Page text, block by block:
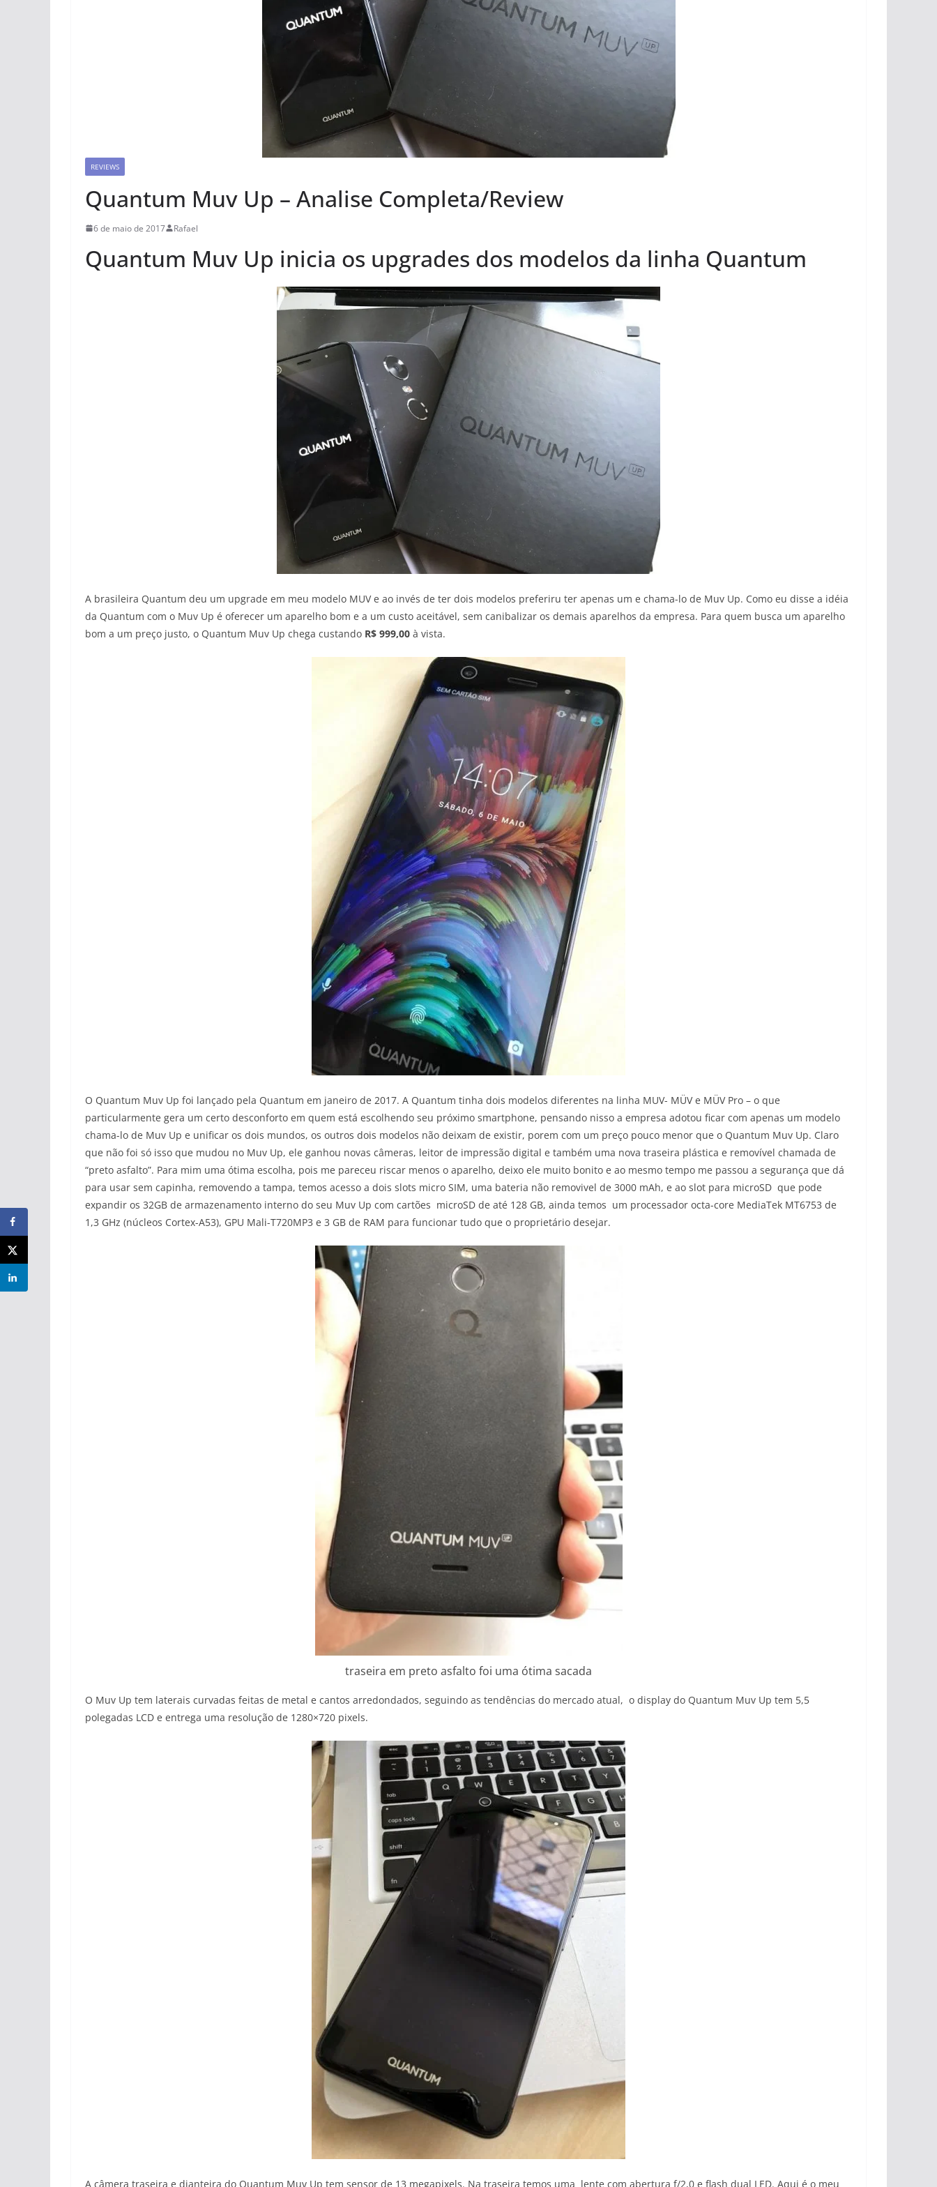
REVIEWS
Quantum Muv Up – Analise Completa/Review
6 de maio de 2017 Rafael
Quantum Muv Up inicia os upgrades dos modelos da linha Quantum
A brasileira Quantum deu um upgrade em meu modelo MUV e ao invés de ter dois modelos preferiru ter apenas um e chama-lo de Muv Up. Como eu disse a idéia
da Quantum com o Muv Up é oferecer um aparelho bom e a um custo aceitável, sem canibalizar os demais aparelhos da empresa. Para quem busca um aparelho
bom a um preço justo, o Quantum Muv Up chega custando R$ 999,00 à vista.
O Quantum Muv Up foi lançado pela Quantum em janeiro de 2017. A Quantum tinha dois modelos diferentes na linha MUV- MÜV e MÜV Pro – o que
particularmente gera um certo desconforto em quem está escolhendo seu próximo smartphone, pensando nisso a empresa adotou ficar com apenas um modelo
chama-lo de Muv Up e unificar os dois mundos, os outros dois modelos não deixam de existir, porem com um preço pouco menor que o Quantum Muv Up. Claro
que não foi só isso que mudou no Muv Up, ele ganhou novas câmeras, leitor de impressão digital e também uma nova traseira plástica e removível chamada de
“preto asfalto”. Para mim uma ótima escolha, pois me pareceu riscar menos o aparelho, deixo ele muito bonito e ao mesmo tempo me passou a segurança que dá
para usar sem capinha, removendo a tampa, temos acesso a dois slots micro SIM, uma bateria não removivel de 3000 mAh, e ao slot para microSD que pode
expandir os 32GB de armazenamento interno do seu Muv Up com cartões microSD de até 128 GB, ainda temos um processador octa-core MediaTek MT6753 de
1,3 GHz (núcleos Cortex-A53), GPU Mali-T720MP3 e 3 GB de RAM para funcionar tudo que o proprietário desejar.
traseira em preto asfalto foi uma ótima sacada
O Muv Up tem laterais curvadas feitas de metal e cantos arredondados, seguindo as tendências do mercado atual, o display do Quantum Muv Up tem 5,5
polegadas LCD e entrega uma resolução de 1280×720 pixels.
A câmera traseira e dianteira do Quantum Muv Up tem sensor de 13 megapixels. Na traseira temos uma lente com abertura f/2,0 e flash dual LED. Aqui é o meu